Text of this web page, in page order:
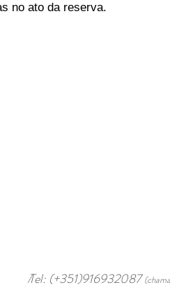
no ato da reserva.
Tel: (+351)916932087
/